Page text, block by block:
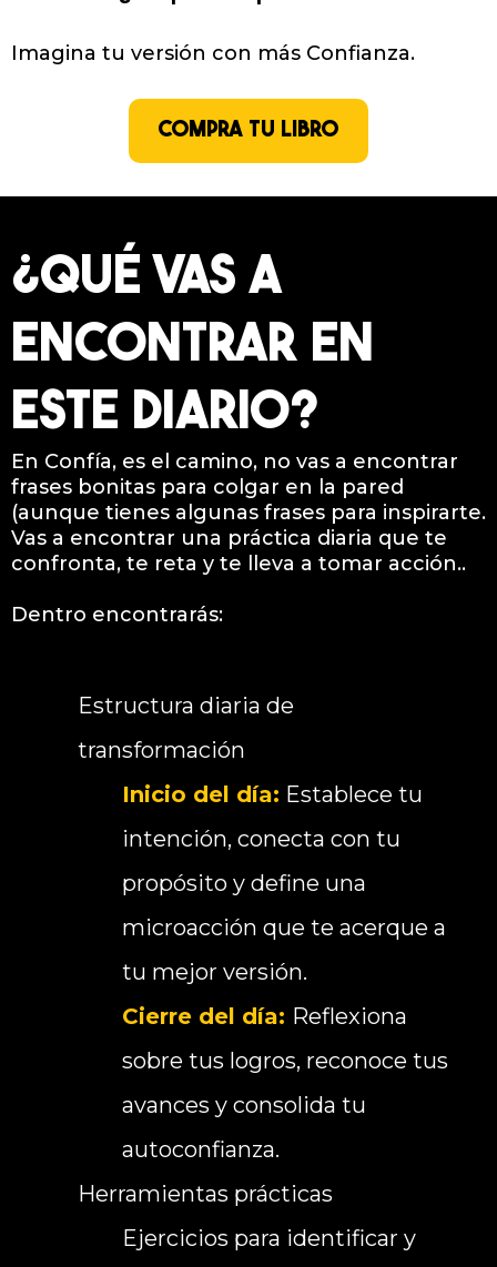
Imagina tu versión con más Confianza.
COMPRA TU LIBRO
¿QUÉ VAS A
ENCONTRAR EN
ESTE DIARIO?
En Confía, es el camino, no vas a encontrar
frases bonitas para colgar en la pared
(aunque tienes algunas frases para inspirarte.
Vas a encontrar una práctica diaria que te
confronta, te reta y te lleva a tomar acción..
Dentro encontrarás:
Estructura diaria de
transformación
Inicio del día: Establece tu
intención, conecta con tu
propósito y define una
microacción que te acerque a
tu mejor versión.
Cierre del día: Reflexiona
sobre tus logros, reconoce tus
avances y consolida tu
autoconfianza.
Herramientas prácticas
Ejercicios para identificar y